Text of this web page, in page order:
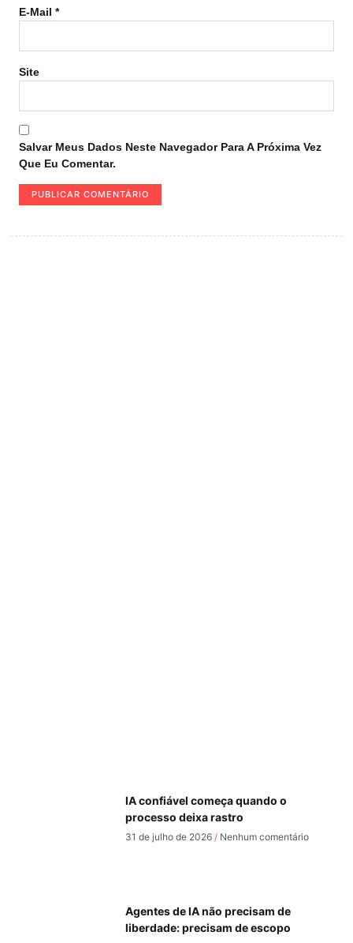
E-Mail *
Site
Salvar Meus Dados Neste Navegador Para A Próxima Vez
Que Eu Comentar.
IA confiável começa quando o
processo deixa rastro
31 de julho de 2026 Nenhum comentário
Agentes de IA não precisam de
liberdade: precisam de escopo